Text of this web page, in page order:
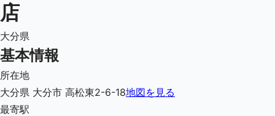
店
大分県
基本情報
所在地
大分県 大分市 高松東2-6-18地図を見る
最寄駅